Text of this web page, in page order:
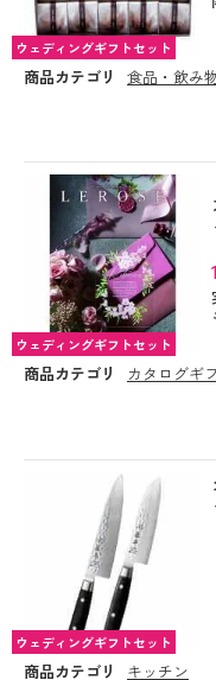
ウェディングギフトセット
商品カテゴリ 食品・飲み
ウェディングギフトセット
商品カテゴリ カタログギ
ウェディングギフトセット
商品カテゴリ キッチン